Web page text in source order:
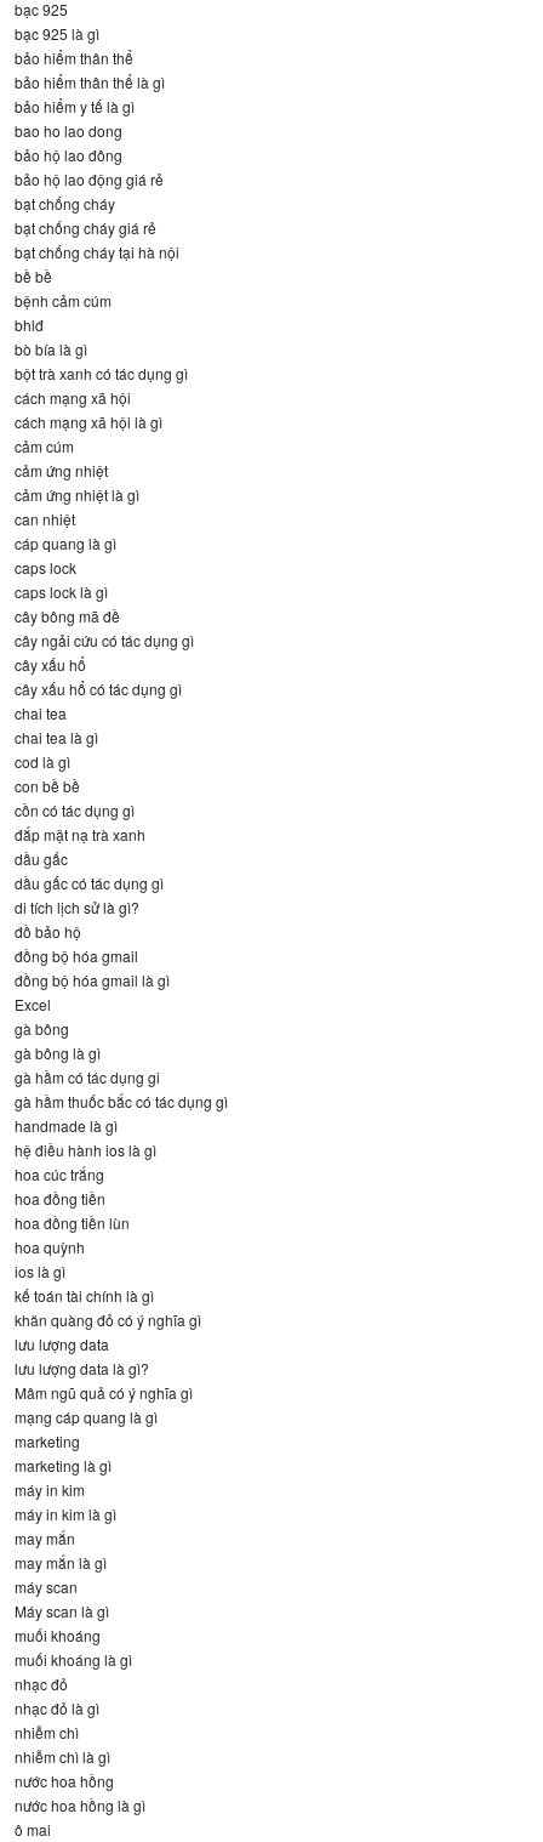
bạc 925
bạc 925 là gì
bảo hiểm thân thể
bảo hiểm thân thể là gì
bảo hiểm y tế là gì
bao ho lao dong
bảo hộ lao đông
bảo hộ lao động giá rẻ
bạt chống cháy
bạt chống cháy giá rẻ
bạt chống cháy tại hà nội
bề bề
bệnh cảm cúm
bhlđ
bò bía là gì
bột trà xanh có tác dụng gì
cách mạng xã hội
cách mạng xã hội là gì
cảm cúm
cảm ứng nhiệt
cảm ứng nhiệt là gì
can nhiệt
cáp quang là gì
caps lock
caps lock là gì
cây bông mã đề
cây ngải cứu có tác dụng gì
cây xấu hổ
cây xấu hổ có tác dụng gì
chai tea
chai tea là gì
cod là gì
con bề bề
cồn có tác dụng gì
đắp mặt nạ trà xanh
dầu gấc
dầu gấc có tác dụng gì
di tích lịch sử là gì?
đồ bảo hộ
đồng bộ hóa gmail
đồng bộ hóa gmail là gì
Excel
gà bông
gà bông là gì
gà hầm có tác dụng gi
gà hầm thuốc bắc có tác dụng gì
handmade là gì
hệ điều hành ios là gì
hoa cúc trắng
hoa đồng tiền
hoa đồng tiền lùn
hoa quỳnh
ios là gì
kế toán tài chính là gì
khăn quàng đỏ có ý nghĩa gì
lưu lượng data
lưu lượng data là gì?
Mâm ngũ quả có ý nghĩa gì
mạng cáp quang là gì
marketing
marketing là gì
máy in kim
máy in kim là gì
may mắn
may mắn là gì
máy scan
Máy scan là gì
muối khoáng
muối khoáng là gì
nhạc đỏ
nhạc đỏ là gì
nhiễm chì
nhiễm chì là gì
nước hoa hồng
nước hoa hồng là gì
ô mai